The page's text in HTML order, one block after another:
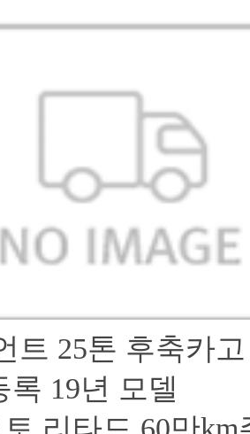
트 25톤 후축카고
등록 19년